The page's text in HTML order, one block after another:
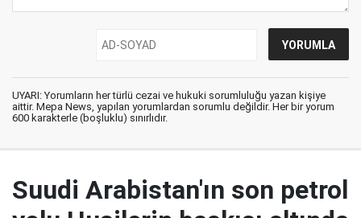
UYARI: Yorumların her türlü cezai ve hukuki sorumluluğu yazan kişiye
aittir. Mepa News, yapılan yorumlardan sorumlu değildir. Her bir yorum
600 karakterle (boşluklu) sınırlıdır.
Suudi Arabistan'ın son petrol